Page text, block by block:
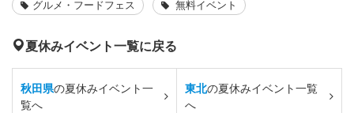
グルメ・フードフェス 無料イベント
夏休みイベント一覧に戻る
秋田県の夏休みイベント一
覧へ
東北の夏休みイベント一覧
へ